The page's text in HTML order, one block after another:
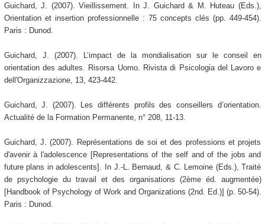
Guichard, J. (2007). Vieillissement. In J. Guichard & M. Huteau (Eds.),
Orientation et insertion professionnelle : 75 concepts clés (pp. 449-454).
Paris : Dunod.
Guichard, J. (2007). L’impact de la mondialisation sur le conseil en
orientation des adultes. Risorsa Uomo. Rivista di Psicologia del Lavoro e
dell'Organizzazione, 13, 423-442.
Guichard, J. (2007). Les différents profils des conseillers d’orientation.
Actualité de la Formation Permanente, n° 208, 11-13.
Guichard, J. (2007). Représentations de soi et des professions et projets
d'avenir à l'adolescence [Representations of the self and of the jobs and
future plans in adolescents]. In J.-L. Bernaud, & C. Lemoine (Eds.), Traité
de psychologie du travail et des organisations (2ème éd. augmentée)
[Handbook of Psychology of Work and Organizations (2nd. Ed.)] (p. 50-54).
Paris : Dunod.